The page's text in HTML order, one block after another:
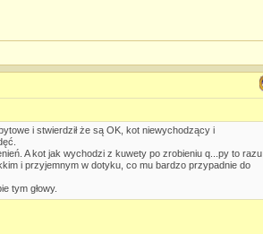
i stwierdził że są OK, kot niewychodzący i
A kot jak wychodzi z kuwety po zrobieniu q...py to razu
i przyjemnym w dotyku, co mu bardzo przypadnie do
tym głowy.